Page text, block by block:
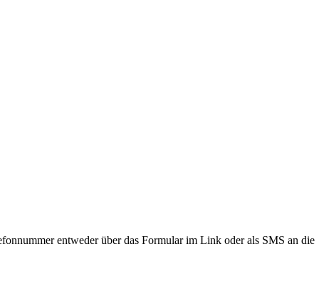
entweder über das Formular im Link oder als SMS an die